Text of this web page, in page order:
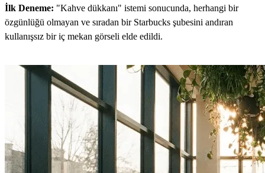
İlk Deneme: "Kahve dükkanı" istemi sonucunda, herhangi bir
özgünlüğü olmayan ve sıradan bir Starbucks şubesini andıran
kullanışsız bir iç mekan görseli elde edildi.